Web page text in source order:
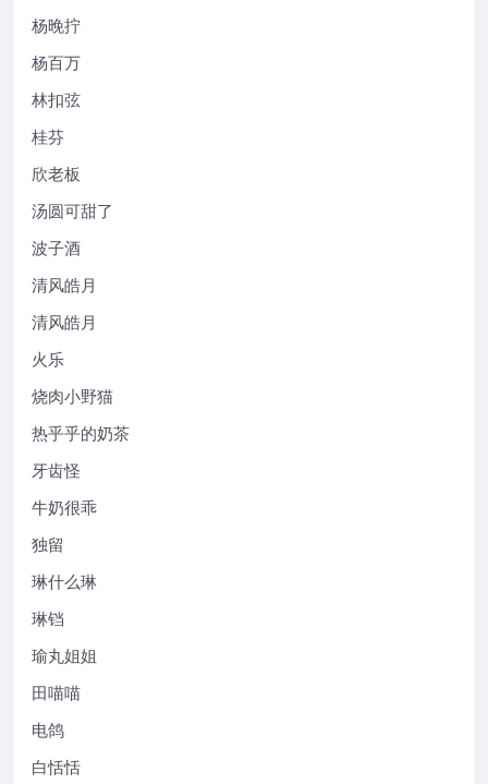
杨晚拧
杨百万
林扣弦
桂芬
欣老板
汤圆可甜了
波子酒
清风皓月
清风皓月
火乐
烧肉小野猫
热乎乎的奶茶
牙齿怪
牛奶很乖
独留
琳什么琳
琳铛
瑜丸姐姐
田喵喵
电鸽
白恬恬